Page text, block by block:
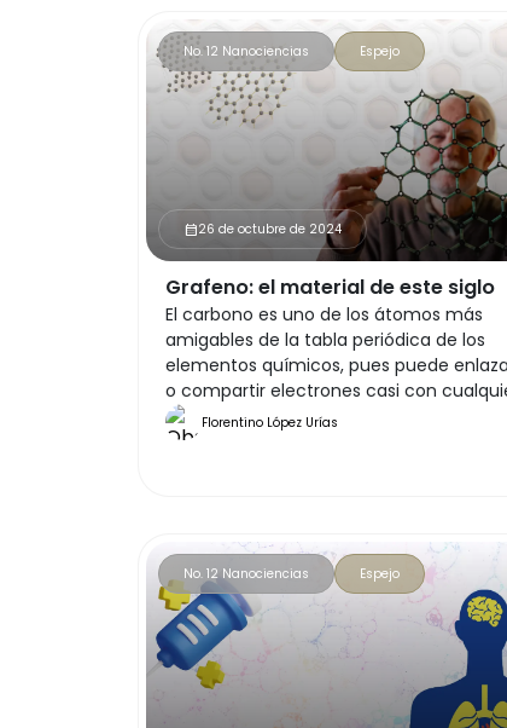
No. 12 Nanociencias Espejo
calendar_month26 de octubre de 2024
Grafeno: el material de este siglo
El carbono es uno de los átomos más
amigables de la tabla periódica de los
elementos químicos, pues puede
o compartir electrones casi con
otro elemento, y es la base de la química
orgánica.
Florentino López Urías
No. 12 Nanociencias Espejo